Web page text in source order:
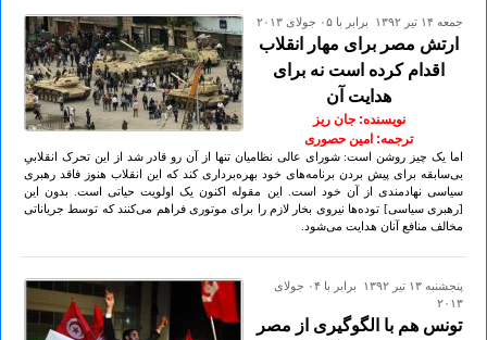
جمعه ۱۴ تير ۱۳۹۲ برابر با ۰۵ جولای ۲۰۱۳
ارتش مصر برای مهار انقلاب
اقدام کرده است نه برای
هدایت آن
نویسنده: جان ریز
ترجمه: امین حصوری
اما یک چیز روشن است: شورای عالی نظامیان تنها از آن رو قادر شد از این تحرک انقلابیِ
بی‌سابقه‌ برای پیش بردن برنامه‌های خود بهره‌برداری کند که این انقلاب هنوز فاقد رهبری
سیاسی نهادمندی از آن خود است. این مقوله اکنون یک اولویت حیاتی است. بدون این
[رهبری سیاسی] توده‌ها نیروی بخار لازم را برای موتوری فراهم می‌کنند که توسط جریاناتی
مخالف منافع آنان هدایت می‌شود.
پنجشنبه ۱۳ تير ۱۳۹۲ برابر با ۰۴ جولای
۲۰۱۳
تونس هم با الگوگیری از مصر